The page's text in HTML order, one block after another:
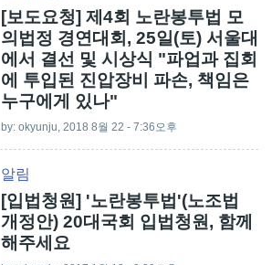
[보도요청] 제4회 노란봉투법 모
의법정 경연대회, 25일(토) 서울대
에서 결선 및 시상식 "파업과 집회
에 투입된 진압장비 파손, 책임은
누구에게 있나"
by: okyunju, 2018 8월 22 - 7:36오후
알림
[입법청원] '노란봉투법'(노조법
개정안) 20대국회 입법청원, 함께
해주세요